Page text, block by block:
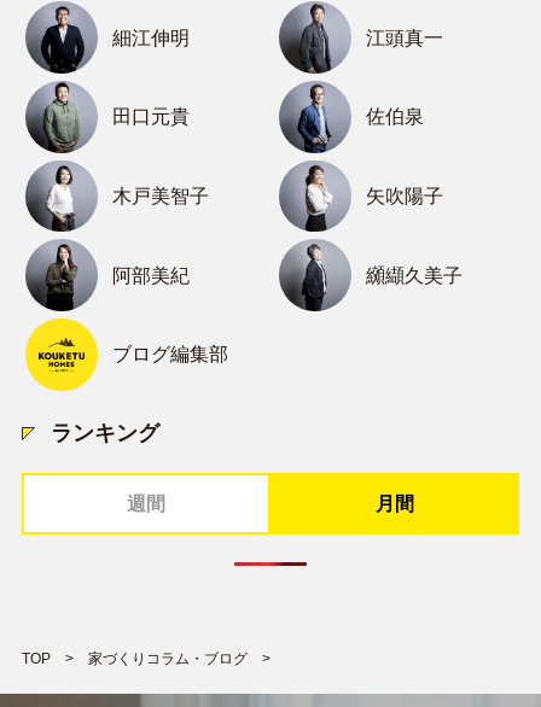
細江伸明 江頭真一
田口元貴 佐伯泉
木戸美智子 矢吹陽子
阿部美紀 纐纈久美子
ブログ編集部
ランキング
週間 月間
TOP 家づくりコラム・ブログ